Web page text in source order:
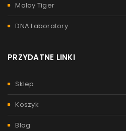
Malay Tiger
DNA Laboratory
PRZYDATNE LINKI
Sklep
Koszyk
Blog